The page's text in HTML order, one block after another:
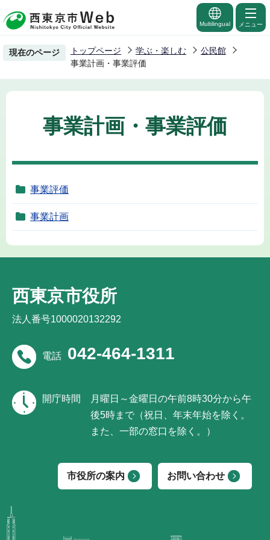
の
ー
Multilingual メニュー
現在のページ トップページ 学ぶ・楽しむ
公民館
事業計画・事業評価
事業計画・事業評価
事業評価
事業計画
西東京市役所
法人番号1000020132292
電話 042-464-1311
開庁時間
月曜日～金曜日の午前8時30分から午
後5時まで（祝日、年末年始を除く。
また、一部の窓口を除く。）
市役所の案内 お問い合わせ